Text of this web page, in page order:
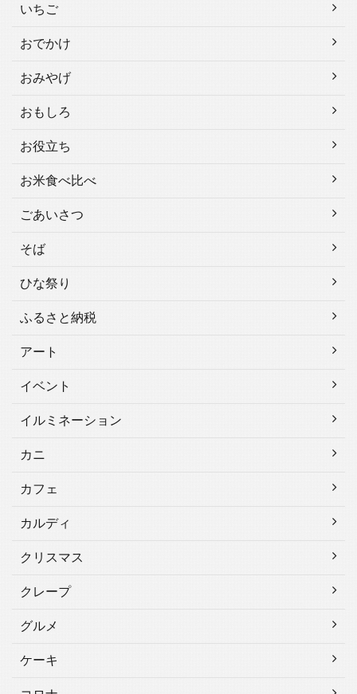
いちご
おでかけ
おみやげ
おもしろ
お役立ち
お米食べ比べ
ごあいさつ
そば
ひな祭り
ふるさと納税
アート
イベント
イルミネーション
カニ
カフェ
カルディ
クリスマス
クレープ
グルメ
ケーキ